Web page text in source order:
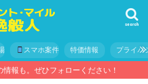
search
スマホ案件 特価情報 プライバ
報も。ぜひフォローください！